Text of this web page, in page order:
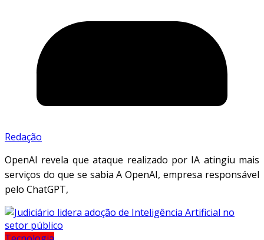
Redação
OpenAI revela que ataque realizado por IA atingiu mais
serviços do que se sabia A OpenAI, empresa responsável
pelo ChatGPT,